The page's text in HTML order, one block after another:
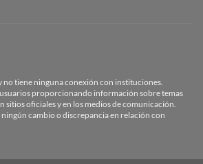
no tiene ninguna conexión con instituciones.
usuarios proporcionando información sobre temas
sitios oficiales y en los medios de comunicación.
ningún cambio o discrepancia en relación con